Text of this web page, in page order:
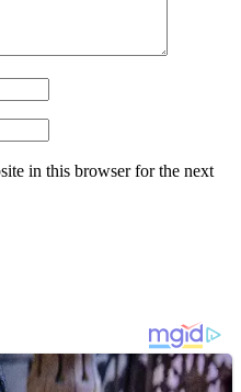
in this browser for the next